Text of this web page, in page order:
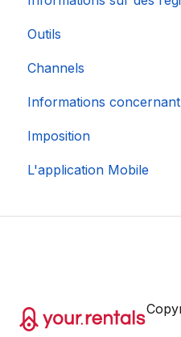
Outils
Channels
Connexion de Compte
Informations
Imposition
DAC 7
L'application Mobile